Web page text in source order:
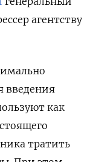
агентству
введения
как
тратить